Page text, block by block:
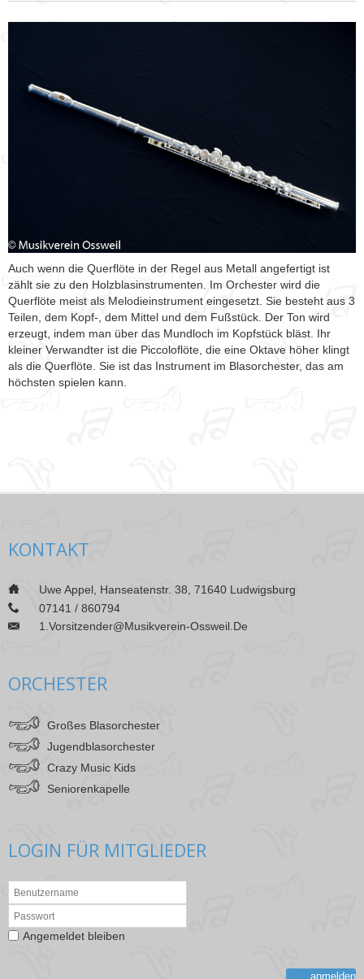
Auch wenn die Querflöte in der Regel aus Metall angefertigt ist
zählt sie zu den Holzblasinstrumenten. Im Orchester wird die
Querflöte meist als Melodieinstrument eingesetzt. Sie besteht aus 3
Teilen, dem Kopf-, dem Mittel und dem Fußstück. Der Ton wird
erzeugt, indem man über das Mundloch im Kopfstück bläst. Ihr
kleiner Verwandter ist die Piccoloflöte, die eine Oktave höher klingt
als die Querflöte. Sie ist das Instrument im Blasorchester, das am
höchsten spielen kann.
KONTAKT
Uwe Appel, Hanseatenstr. 38, 71640 Ludwigsburg
07141 / 860794
1.vorsitzender@musikverein-Ossweil.de
ORCHESTER
Großes Blasorchester
Jugendblasorchester
Crazy Music Kids
Seniorenkapelle
LOGIN FÜR MITGLIEDER
Angemeldet bleiben
anmelden